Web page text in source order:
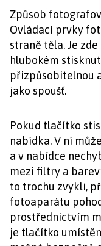
Způsob
Ovládací prvky
straně těla. Je
hlubokém
přizpůsobitelnou
jako spoušť.
Pokud tlačítko
nabídka. V ní
a v nabídce
mezi filtry a
to trochu zvykli,
fotoaparátu
prostřednictvím
je tlačítko